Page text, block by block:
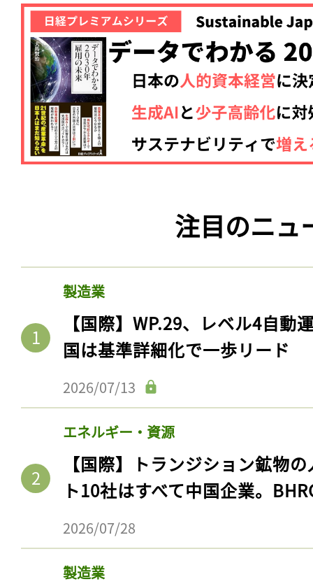
注目のニュ
製造業
【国際】WP.29、レベル4自動
国は基準詳細化で一歩リード
2026/07/13
エネルギー・資源
【国際】トランジション鉱物
ト10社はすべて中国企業。
2026/07/28
製造業
記事をお気に入りに
ログイン
会員登録